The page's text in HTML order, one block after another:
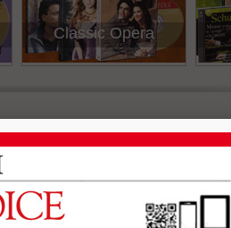
Classic Voice